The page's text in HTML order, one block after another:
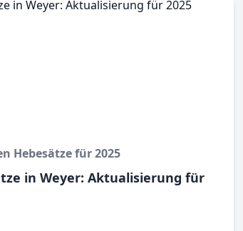
Hebesätze für 2025
in Weyer: Aktualisierung für